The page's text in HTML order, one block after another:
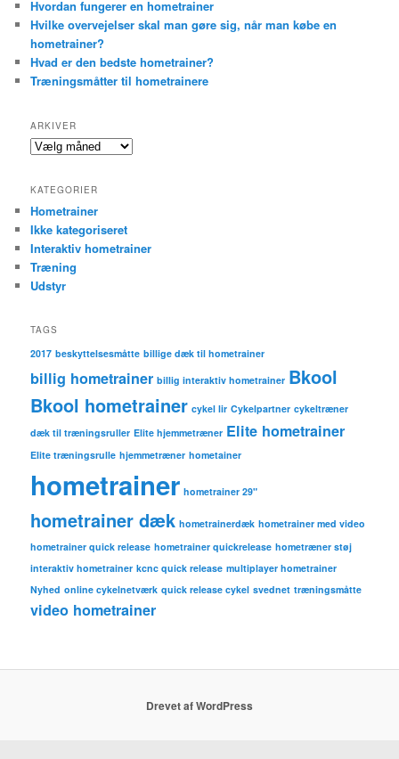
Hvordan fungerer en hometrainer
Hvilke overvejelser skal man gøre sig, når man købe en
hometrainer?
Hvad er den bedste hometrainer?
Træningsmåtter til hometrainere
ARKIVER
Arkiver
KATEGORIER
Hometrainer
Ikke kategoriseret
Interaktiv hometrainer
Træning
Udstyr
TAGS
2017 beskyttelsesmåtte billige dæk til hometrainer
billig hometrainer billig interaktiv hometrainer Bkool
Bkool hometrainer cykel lir Cykelpartner cykeltræner
dæk til træningsruller Elite hjemmetræner Elite hometrainer
Elite træningsrulle hjemmetræner hometainer
hometrainer hometrainer 29"
hometrainer dæk hometrainerdæk hometrainer med video
hometrainer quick release hometrainer quickrelease hometræner støj
interaktiv hometrainer kcnc quick release multiplayer hometrainer
Nyhed online cykelnetværk quick release cykel svednet træningsmåtte
video hometrainer
Drevet af WordPress